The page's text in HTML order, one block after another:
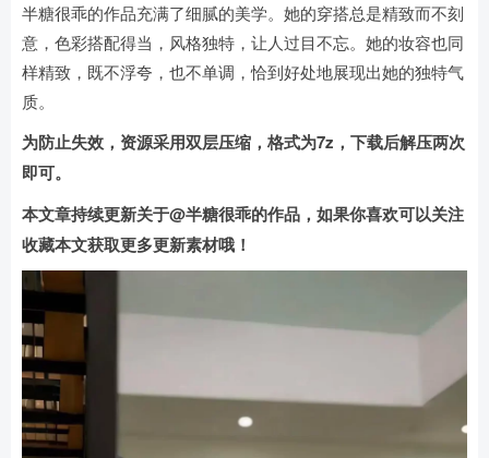
半糖很乖的作品充满了细腻的美学。她的穿搭总是精致而不刻
意，色彩搭配得当，风格独特，让人过目不忘。她的妆容也同
样精致，既不浮夸，也不单调，恰到好处地展现出她的独特气
质。
为防止失效，资源采用双层压缩，格式为7z，下载后解压两次
即可。
本文章持续更新关于@半糖很乖的作品，如果你喜欢可以关注
收藏本文获取更多更新素材哦！